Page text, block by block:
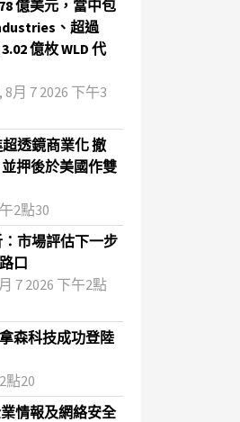
億美元，當中包
、超過
億枚 WLD 代
月 7 2026 下午3
透鏡商業化 撤
押後於美國作雙
2點30
市場評估下一步
口
7 2026 下午2點
森科技成功登陸
點20
情報及網絡安全